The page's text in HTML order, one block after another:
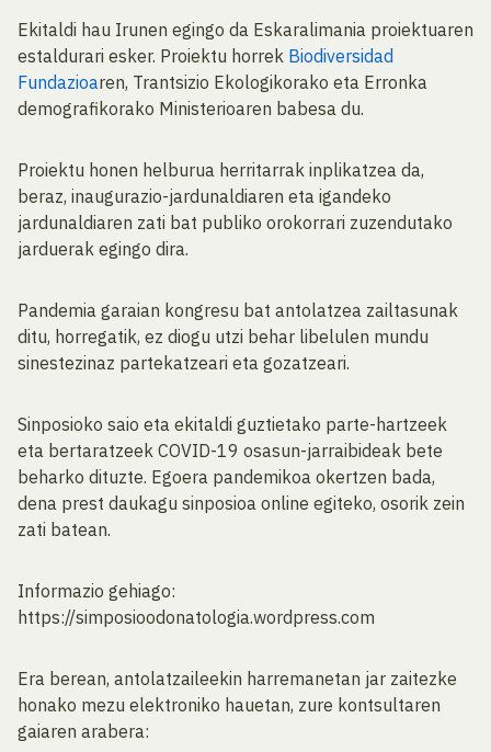
Ekitaldi hau Irunen egingo da Eskaralimania proiektuaren
estaldurari esker. Proiektu horrek Biodiversidad
Fundazioaren, Trantsizio Ekologikorako eta Erronka
demografikorako Ministerioaren babesa du.
Proiektu honen helburua herritarrak inplikatzea da,
beraz, inaugurazio-jardunaldiaren eta igandeko
jardunaldiaren zati bat publiko orokorrari zuzendutako
jarduerak egingo dira.
Pandemia garaian kongresu bat antolatzea zailtasunak
ditu, horregatik, ez diogu utzi behar libelulen mundu
sinestezinaz partekatzeari eta gozatzeari.
Sinposioko saio eta ekitaldi guztietako parte-hartzeek
eta bertaratzeek COVID-19 osasun-jarraibideak bete
beharko dituzte. Egoera pandemikoa okertzen bada,
dena prest daukagu sinposioa online egiteko, osorik zein
zati batean.
Informazio gehiago:
https://simposioodonatologia.wordpress.com
Era berean, antolatzaileekin harremanetan jar zaitezke
honako mezu elektroniko hauetan, zure kontsultaren
gaiaren arabera: